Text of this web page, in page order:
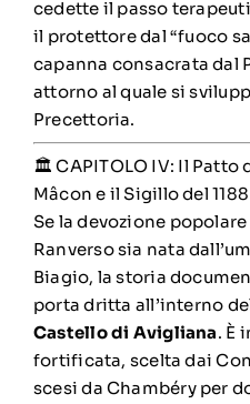
cedette il passo
il protettore dal “fuoco
capanna consacrata dal
attorno al quale si
Precettoria.
🏛️ CAPITOLO IV: Il Patto
Mâcon e il Sigillo del 1188
Se la devozione
Ranverso sia nata
Biagio, la storia
porta dritta all’interno
Castello di Avigliana. È
fortificata, scelta dai
scesi da Chambéry per